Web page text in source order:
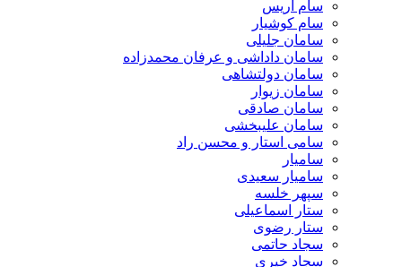
سام آریس
سام کوشیار
سامان جلیلی
سامان داداشی و عرفان محمدزاده
سامان دولتشاهی
سامان زیوار
سامان صادقی
سامان علیبخشی
سامی استار و محسن راد
سامیار
سامیار سعیدی
سپهر خلسه
ستار اسماعیلی
ستار رضوی
سجاد حاتمی
سجاد خیری